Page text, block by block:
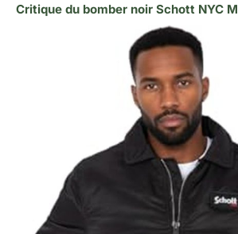
Critique du bomber noir Schott NYC